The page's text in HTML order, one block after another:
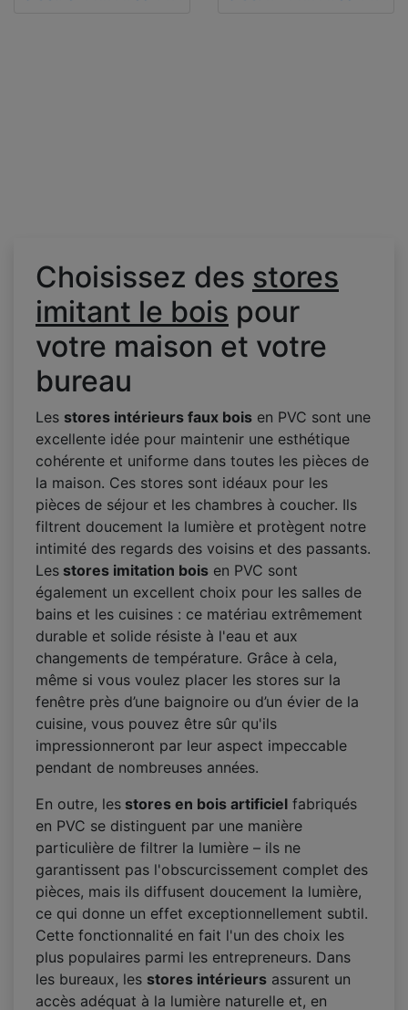
Choisissez des stores
imitant le bois pour
votre maison et votre
bureau
Les stores intérieurs faux bois en PVC sont une
excellente idée pour maintenir une esthétique
cohérente et uniforme dans toutes les pièces de
la maison. Ces stores sont idéaux pour les
pièces de séjour et les chambres à coucher. Ils
filtrent doucement la lumière et protègent notre
intimité des regards des voisins et des passants.
Les stores imitation bois en PVC sont
également un excellent choix pour les salles de
bains et les cuisines : ce matériau extrêmement
durable et solide résiste à l'eau et aux
changements de température. Grâce à cela,
même si vous voulez placer les stores sur la
fenêtre près d’une baignoire ou d’un évier de la
cuisine, vous pouvez être sûr qu'ils
impressionneront par leur aspect impeccable
pendant de nombreuses années.
En outre, les stores en bois artificiel fabriqués
en PVC se distinguent par une manière
particulière de filtrer la lumière – ils ne
garantissent pas l'obscurcissement complet des
pièces, mais ils diffusent doucement la lumière,
ce qui donne un effet exceptionnellement subtil.
Cette fonctionnalité en fait l'un des choix les
plus populaires parmi les entrepreneurs. Dans
les bureaux, les stores intérieurs assurent un
accès adéquat à la lumière naturelle et, en